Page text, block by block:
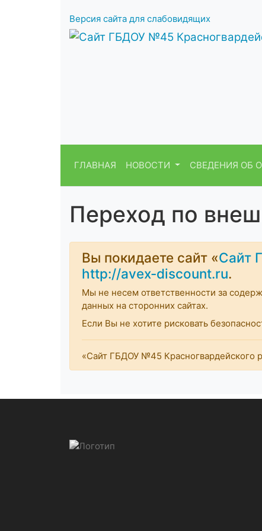
Версия сайта для слабовидящих
ГЛАВНАЯ НОВОСТИ СВЕДЕНИЯ ОБ
Переход по
Вы покидаете сайт «Сайт
http://avex-discount.ru.
Мы не несем ответственности за
данных на сторонних сайтах.
Если Вы не хотите рисковать
«Сайт ГБДОУ №45 Красногвардейского